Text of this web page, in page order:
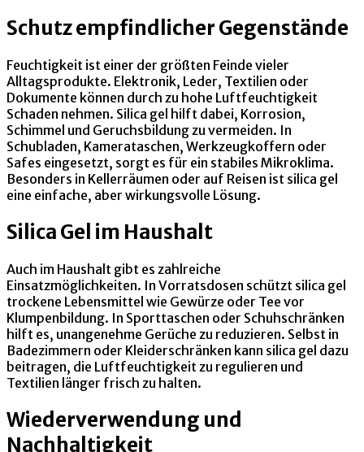
Schutz empfindlicher Gegenstände
Feuchtigkeit ist einer der größten Feinde vieler
Alltagsprodukte. Elektronik, Leder, Textilien oder
Dokumente können durch zu hohe Luftfeuchtigkeit
Schaden nehmen. Silica gel hilft dabei, Korrosion,
Schimmel und Geruchsbildung zu vermeiden. In
Schubladen, Kamerataschen, Werkzeugkoffern oder
Safes eingesetzt, sorgt es für ein stabiles Mikroklima.
Besonders in Kellerräumen oder auf Reisen ist silica gel
eine einfache, aber wirkungsvolle Lösung.
Silica Gel im Haushalt
Auch im Haushalt gibt es zahlreiche
Einsatzmöglichkeiten. In Vorratsdosen schützt silica gel
trockene Lebensmittel wie Gewürze oder Tee vor
Klumpenbildung. In Sporttaschen oder Schuhschränken
hilft es, unangenehme Gerüche zu reduzieren. Selbst in
Badezimmern oder Kleiderschränken kann silica gel dazu
beitragen, die Luftfeuchtigkeit zu regulieren und
Textilien länger frisch zu halten.
Wiederverwendung und
Nachhaltigkeit